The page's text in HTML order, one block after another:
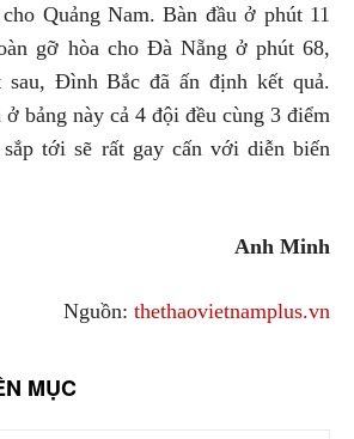
Quảng Nam. Bàn đầu ở phút 11
gỡ hòa cho Đà Nẵng ở phút 68,
sau, Đình Bắc đã ấn định kết quả.
bảng này cả 4 đội đều cùng 3 điểm
tới sẽ rất gay cấn với diễn biến
Anh Minh
Nguồn: thethaovietnamplus.vn
MỤC